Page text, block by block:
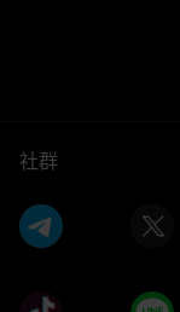
社群